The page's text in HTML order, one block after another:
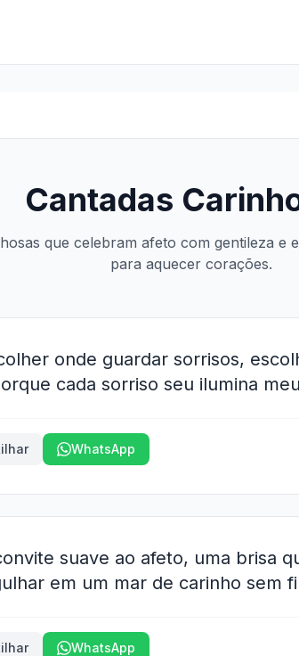
Cantadas
que celebram afeto com gentileza e
para aquecer corações.
onde guardar sorrisos,
cada sorriso seu ilumina
WhatsApp
suave ao afeto, uma brisa
em um mar de carinho sem
WhatsApp